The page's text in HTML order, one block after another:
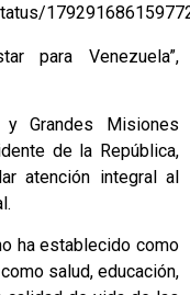
para Venezuela”,
Grandes Misiones
de la República,
atención integral al
ha establecido como
salud, educación,